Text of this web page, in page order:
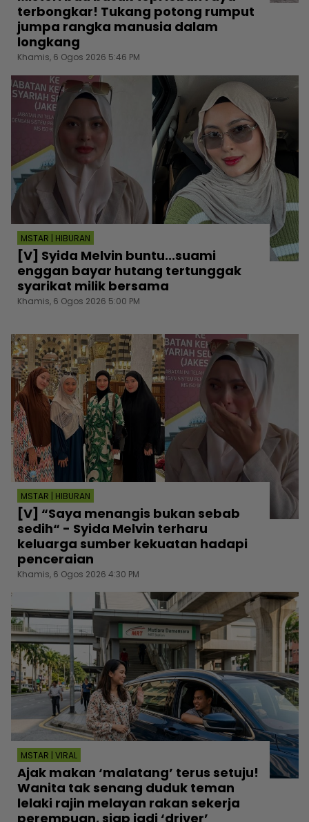
terbongkar! Tukang potong rumput
jumpa rangka manusia dalam
longkang
Khamis, 6 Ogos 2026 5:46 PM
MSTAR | HIBURAN
[V] Syida Melvin buntu...suami
enggan bayar hutang tertunggak
syarikat milik bersama
Khamis, 6 Ogos 2026 5:00 PM
MSTAR | HIBURAN
[V] “Saya menangis bukan sebab
sedih“ - Syida Melvin terharu
keluarga sumber kekuatan hadapi
penceraian
Khamis, 6 Ogos 2026 4:30 PM
MSTAR | VIRAL
Ajak makan ‘malatang’ terus setuju!
Wanita tak senang duduk teman
lelaki rajin melayan rakan sekerja
perempuan, siap jadi ‘driver’